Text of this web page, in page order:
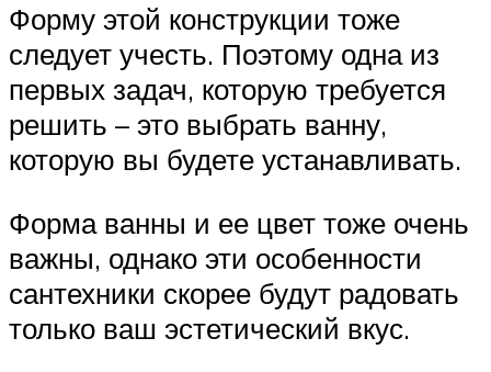
Форму этой конструкции тоже
следует учесть. Поэтому одна из
первых задач, которую требуется
решить – это выбрать ванну,
которую вы будете устанавливать.
Форма ванны и ее цвет тоже очень
важны, однако эти особенности
сантехники скорее будут радовать
только ваш эстетический вкус.